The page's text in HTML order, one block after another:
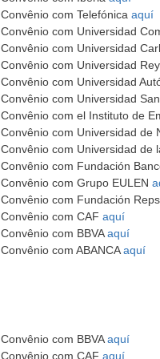
Convênio com Telefónica aquí
Convênio com Universidad
Convênio com Universidad
Convênio com Universidad
Convênio com Universidad
Convênio com Universidad
Convênio com el Instituto de
Convênio com Universidad de
Convênio com Universidad de
Convênio com Fundación
Convênio com Grupo EULEN
Convênio com Fundación
Convênio com CAF aquí
Convênio com BBVAaquí
Convênio com ABANCAaquí
Convênio com BBVAaquí
Convênio com CAF aquí